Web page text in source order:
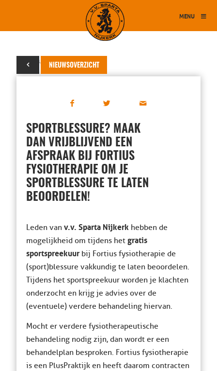
MENU
NIEUWSOVERZICHT
12 februari 2015
SPORTBLESSURE? MAAK
DAN VRIJBLIJVEND EEN
AFSPRAAK BIJ FORTIUS
FYSIOTHERAPIE OM JE
SPORTBLESSURE TE LATEN
BEOORDELEN!
Leden van v.v. Sparta Nijkerkhebben de
mogelijkheid om tijdens het gratis
sportspreekuurbij Fortius fysiotherapie de
(sport)blessure vakkundig te laten beoordelen.
Tijdens het sportspreekuur worden je klachten
onderzocht en krijg je advies over de
(eventuele) verdere behandeling hiervan.
Mocht er verdere fysiotherapeutische
behandeling nodig zijn, dan wordt er een
behandelplan besproken. Fortius fysiotherapie
is een PlusPraktijk en heeft daarom contracten